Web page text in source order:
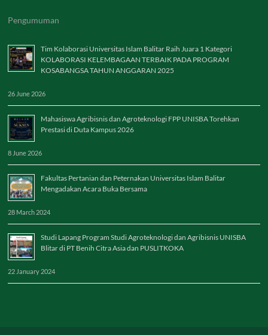
Pengumuman
Tim Kolaborasi Universitas Islam Balitar Raih Juara 1 Kategori
KOLABORASI KELEMBAGAAN TERBAIK PADA PROGRAM
KOSABANGSA TAHUN ANGGARAN 2025
26 June 2026
Mahasiswa Agribisnis dan Agroteknologi FPP UNISBA Torehkan
Prestasi di Duta Kampus 2026
8 June 2026
Fakultas Pertanian dan Peternakan Universitas Islam Balitar
Mengadakan Acara Buka Bersama
28 March 2024
Studi Lapang Program Studi Agroteknologi dan Agribisnis UNISBA
Blitar di PT Benih Citra Asia dan PUSLITKOKA
22 January 2024